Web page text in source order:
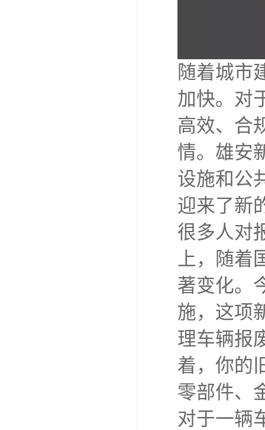
随着城市
加快。对
高效、合
情。雄安
设施和公
迎来了新
很多人对
上，随着
著变化。
施，这项
理车辆报
着，你的
零部件、
对于一辆